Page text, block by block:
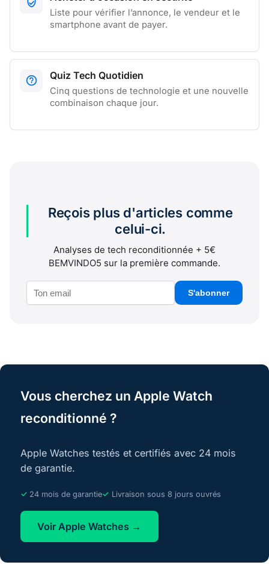
Liste pour vérifier l’annonce, le vendeur et le
smartphone avant de payer.
Quiz Tech Quotidien
Cinq questions de technologie et une nouvelle
combinaison chaque jour.
Reçois plus d'articles comme
celui-ci.
Analyses de tech reconditionnée + 5€
BEMVINDO5 sur la première commande.
S'abonner
Vous cherchez un Apple Watch
reconditionné ?
Apple Watches testés et certifiés avec 24 mois
de garantie.
24 mois de garantie Livraison sous 8 jours ouvrés
Voir Apple Watches →